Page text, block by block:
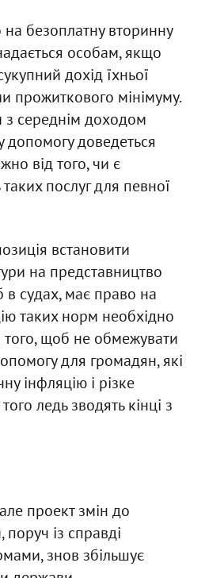
безоплатну вторинну
особам, якщо
дохід їхньої
прожиткового мінімуму.
з середнім доходом
допомогу доведеться
від того, чи є
послуг для певної
встановити
на представництво
в судах, має право на
таких норм необхідно
того, щоб не обмежувати
для громадян, які
інфляцію і різке
ледь зводять кінці з
проект змін до
поруч із справді
знов збільшує